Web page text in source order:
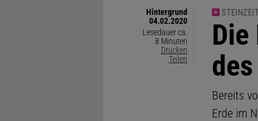
Hintergrund
04.02.2020
Lesedauer ca.
8 Minuten
Drucken
Teilen
:
Bereits
Erde im